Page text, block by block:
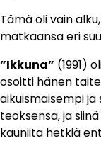
Tämä oli vain
matkaansa eri
”Ikkuna” (1991)
osoitti hänen
aikuismaisempi
teoksensa, ja
kauniita hetkiä